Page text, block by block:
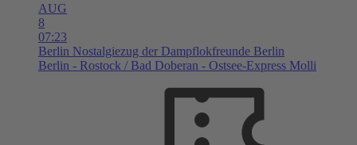
AUG
8
07:23
Berlin Nostalgiezug der Dampflokfreunde Berlin
Berlin - Rostock / Bad Doberan - Ostsee-Express Molli